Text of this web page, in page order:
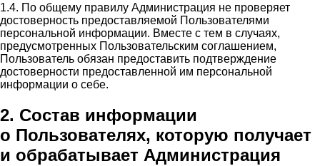
1.4. По общему правилу Администрация не проверяет
достоверность предоставляемой Пользователями
персональной информации. Вместе с тем в случаях,
предусмотренных Пользовательским соглашением,
Пользователь обязан предоставить подтверждение
достоверности предоставленной им персональной
информации о себе.
2. Состав информации
о Пользователях, которую получает
и обрабатывает Администрация